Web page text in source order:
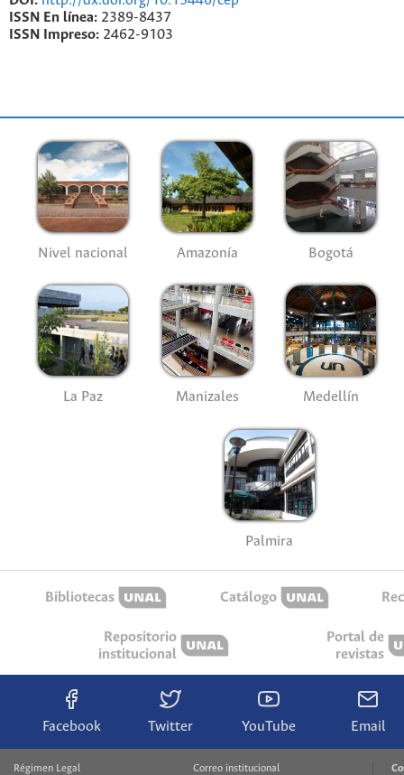
ISSN En línea: 2389-8437
ISSN Impreso: 2462-9103
Nivel nacional Amazonía Bogotá
La Paz Manizales Medellín
Palmira
Bibliotecas Catálogo
Repositorio
institucional
Portal de
revistas
Facebook Twitter YouTube Email
Régimen Legal
Correo institucional